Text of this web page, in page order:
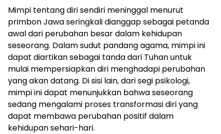
Mimpi tentang diri sendiri meninggal menurut
primbon Jawa seringkali dianggap sebagai petanda
awal dari perubahan besar dalam kehidupan
seseorang. Dalam sudut pandang agama, mimpi ini
dapat diartikan sebagai tanda dari Tuhan untuk
mulai mempersiapkan diri menghadapi perubahan
yang akan datang. Di sisi lain, dari segi psikologi,
mimpi ini dapat menunjukkan bahwa seseorang
sedang mengalami proses transformasi diri yang
dapat membawa perubahan positif dalam
kehidupan sehari-hari.